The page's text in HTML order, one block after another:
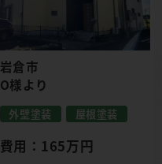
岩倉市
O様より
外壁塗装 屋根塗装
費用：165万円